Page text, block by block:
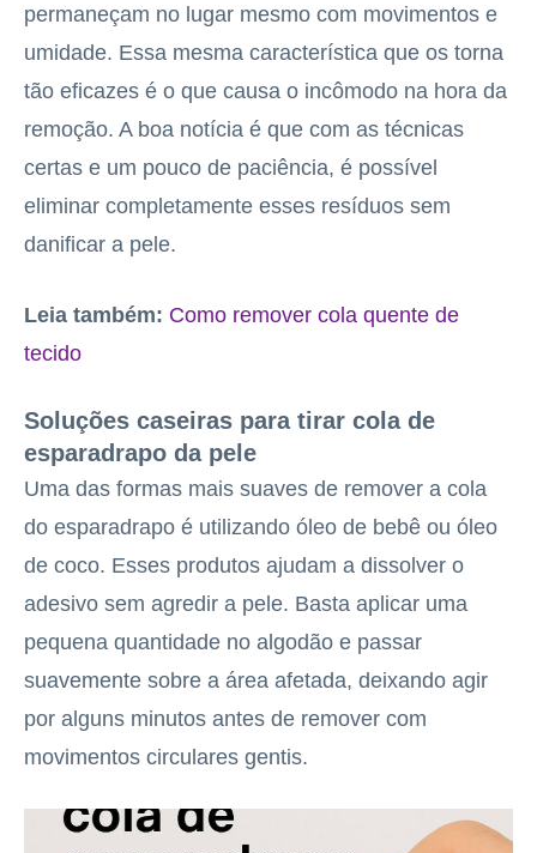
permaneçam no lugar mesmo com movimentos e
umidade. Essa mesma característica que os torna
tão eficazes é o que causa o incômodo na hora da
remoção. A boa notícia é que com as técnicas
certas e um pouco de paciência, é possível
eliminar completamente esses resíduos sem
danificar a pele.
Leia também: Como remover cola quente de
tecido
Soluções caseiras para tirar cola de
esparadrapo da pele
Uma das formas mais suaves de remover a cola
do esparadrapo é utilizando óleo de bebê ou óleo
de coco. Esses produtos ajudam a dissolver o
adesivo sem agredir a pele. Basta aplicar uma
pequena quantidade no algodão e passar
suavemente sobre a área afetada, deixando agir
por alguns minutos antes de remover com
movimentos circulares gentis.